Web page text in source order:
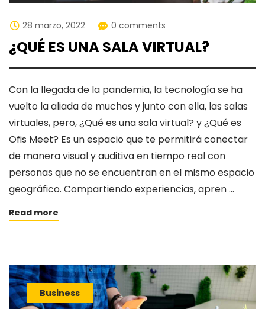
28 marzo, 2022 0 comments
¿QUÉ ES UNA SALA VIRTUAL?
Con la llegada de la pandemia, la tecnología se ha
vuelto la aliada de muchos y junto con ella, las salas
virtuales, pero, ¿Qué es una sala virtual? y ¿Qué es
Ofis Meet? Es un espacio que te permitirá conectar
de manera visual y auditiva en tiempo real con
personas que no se encuentran en el mismo espacio
geográfico. Compartiendo experiencias, apren …
Read more
Business